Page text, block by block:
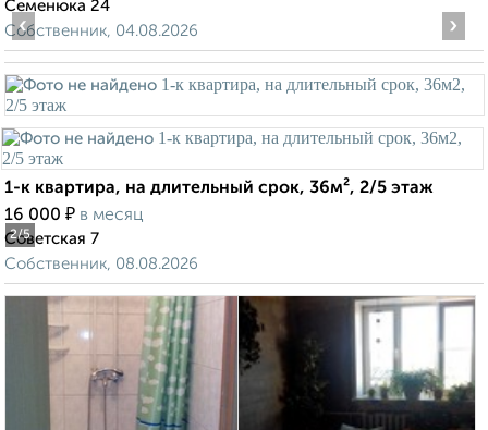
Семенюка 24
Собственник, 04.08.2026
2/5
‹ ›
1-к квартира, на длительный срок, 36м², 2/5 этаж
16 000 ₽ в месяц
Советская 7
Собственник, 08.08.2026